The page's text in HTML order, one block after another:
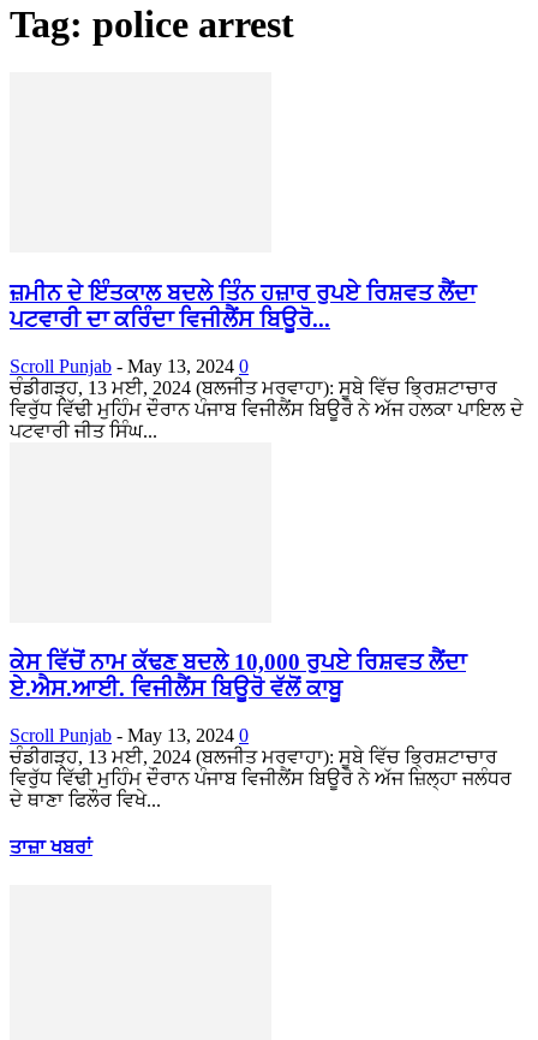
Tag: police arrest
ਜ਼ਮੀਨ ਦੇ ਇੰਤਕਾਲ ਬਦਲੇ ਤਿੰਨ ਹਜ਼ਾਰ ਰੁਪਏ ਰਿਸ਼ਵਤ ਲੈਂਦਾ
ਪਟਵਾਰੀ ਦਾ ਕਰਿੰਦਾ ਵਿਜੀਲੈਂਸ ਬਿਊਰੋ...
Scroll Punjab - May 13, 2024 0
ਚੰਡੀਗੜ੍ਹ, 13 ਮਈ, 2024 (ਬਲਜੀਤ ਮਰਵਾਹਾ): ਸੂਬੇ ਵਿੱਚ ਭ੍ਰਿਸ਼ਟਾਚਾਰ
ਵਿਰੁੱਧ ਵਿੱਢੀ ਮੁਹਿੰਮ ਦੌਰਾਨ ਪੰਜਾਬ ਵਿਜੀਲੈਂਸ ਬਿਊਰੋ ਨੇ ਅੱਜ ਹਲਕਾ ਪਾਇਲ ਦੇ
ਪਟਵਾਰੀ ਜੀਤ ਸਿੰਘ...
ਕੇਸ ਵਿੱਚੋਂ ਨਾਮ ਕੱਢਣ ਬਦਲੇ 10,000 ਰੁਪਏ ਰਿਸ਼ਵਤ ਲੈਂਦਾ
ਏ.ਐਸ.ਆਈ. ਵਿਜੀਲੈਂਸ ਬਿਊਰੋ ਵੱਲੋਂ ਕਾਬੂ
Scroll Punjab - May 13, 2024 0
ਚੰਡੀਗੜ੍ਹ, 13 ਮਈ, 2024 (ਬਲਜੀਤ ਮਰਵਾਹਾ): ਸੂਬੇ ਵਿੱਚ ਭ੍ਰਿਸ਼ਟਾਚਾਰ
ਵਿਰੁੱਧ ਵਿੱਢੀ ਮੁਹਿੰਮ ਦੌਰਾਨ ਪੰਜਾਬ ਵਿਜੀਲੈਂਸ ਬਿਊਰੋ ਨੇ ਅੱਜ ਜ਼ਿਲ੍ਹਾ ਜਲੰਧਰ
ਦੇ ਥਾਣਾ ਫਿਲੌਰ ਵਿਖੇ...
ਤਾਜ਼ਾ ਖਬਰਾਂ